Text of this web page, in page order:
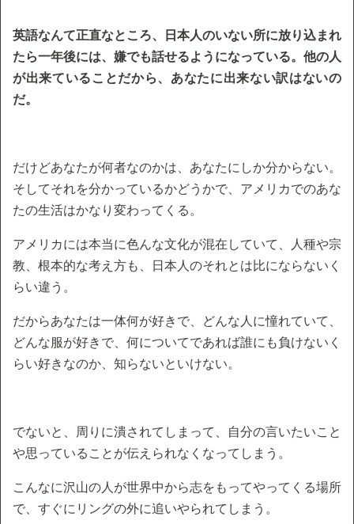
英語なんて正直なところ、日本人のいない所に放り込まれ
たら一年後には、嫌でも話せるようになっている。他の人
が出来ていることだから、あなたに出来ない訳はないの
だ。
だけどあなたが何者なのかは、あなたにしか分からない。
そしてそれを分かっているかどうかで、アメリカでのあな
たの生活はかなり変わってくる。
アメリカには本当に色んな文化が混在していて、人種や宗
教、根本的な考え方も、日本人のそれとは比にならないく
らい違う。
だからあなたは一体何が好きで、どんな人に憧れていて、
どんな服が好きで、何についてであれば誰にも負けないく
らい好きなのか、知らないといけない。
でないと、周りに潰されてしまって、自分の言いたいこと
や思っていることが伝えられなくなってしまう。
こんなに沢山の人が世界中から志をもってやってくる場所
で、すぐにリングの外に追いやられてしまう。